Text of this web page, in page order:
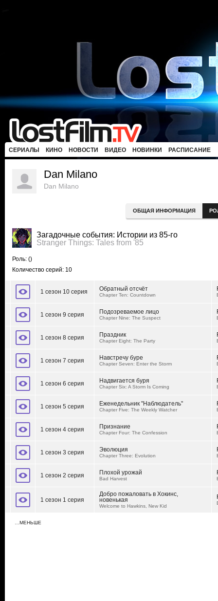
СЕРИАЛЫ КИНО НОВОСТИ ВИДЕО НОВИНКИ РАСПИСАНИЕ
Dan Milano
Dan Milano
ОБЩАЯ ИНФОРМАЦИЯ
Загадочные события: Истории из 85-го
Stranger Things: Tales from '85
Роль: ()
Количество серий: 10
1 сезон 10 серия Обратный отсчёт
Chapter Ten: Countdown
1 сезон 9 серия Подозреваемое лицо
Chapter Nine: The Suspect
1 сезон 8 серия Праздник
Chapter Eight: The Party
1 сезон 7 серия Навстречу буре
Chapter Seven: Enter the Storm
1 сезон 6 серия Надвигается буря
Chapter Six: A Storm Is Coming
1 сезон 5 серия Еженедельник "Наблюдатель"
Chapter Five: The Weekly Watcher
1 сезон 4 серия Признание
Chapter Four: The Confession
1 сезон 3 серия Эволюция
Chapter Three: Evolution
1 сезон 2 серия Плохой урожай
Bad Harvest
1 сезон 1 серия
Добро пожаловать в Хокинс,
новенькая
Welcome to Hawkins, New Kid
…МЕНЬШЕ